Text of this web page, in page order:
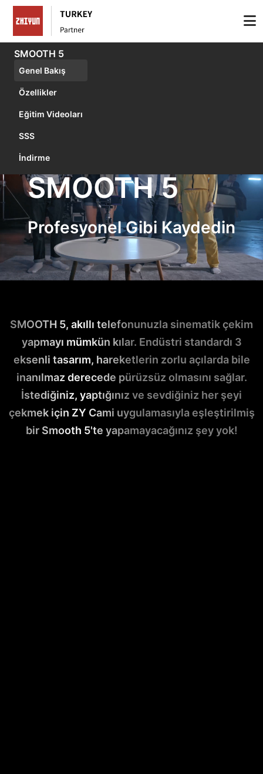
SMOOTH 5
Genel Bakış
Özellikler
Eğitim Videoları
SSS
İndirme
SMOOTH 5
Profesyonel Gibi Kaydedin
SMOOTH 5, akıllı telefonunuzla sinematik çekim
yapmayı mümkün kılar. Endüstri standardı 3
eksenli tasarım, hareketlerin zorlu açılarda bile
inanılmaz derecede pürüzsüz olmasını sağlar.
İstediğiniz, yaptığınız ve sevdiğiniz her şeyi
çekmek için ZY Cami uygulamasıyla eşleştirilmiş
bir Smooth 5'te yapamayacağınız şey yok!